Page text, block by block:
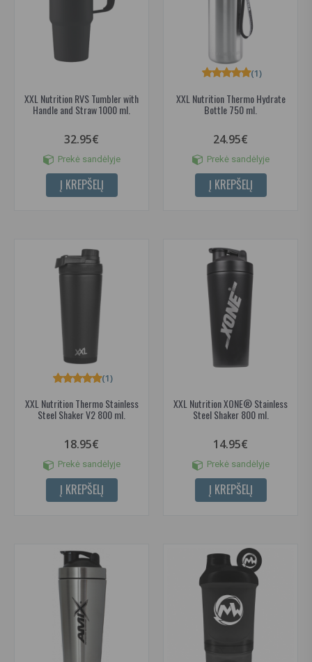
XXL Nutrition RVS Tumbler with
Handle and Straw 1000 ml.
32.95€
Prekė sandėlyje
Į KREPŠELĮ
XXL Nutrition Thermo Hydrate
Bottle 750 ml.
(1)
24.95€
Prekė sandėlyje
Į KREPŠELĮ
XXL Nutrition Thermo Stainless
Steel Shaker V2 800 ml.
(1)
18.95€
Prekė sandėlyje
Į KREPŠELĮ
XXL Nutrition XONE® Stainless
Steel Shaker 800 ml.
14.95€
Prekė sandėlyje
Į KREPŠELĮ